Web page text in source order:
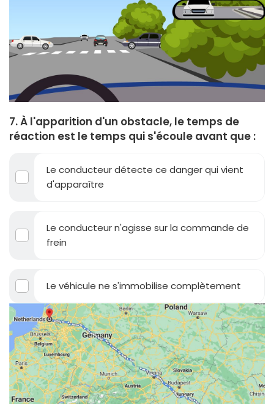
7. À l'apparition d'un obstacle, le temps de
réaction est le temps qui s'écoule avant que :
Le conducteur détecte ce danger qui vient
d'apparaître
Le conducteur n'agisse sur la commande de
frein
Le véhicule ne s'immobilise complètement